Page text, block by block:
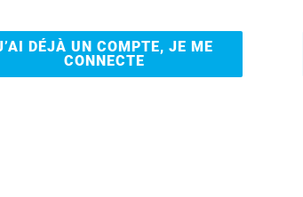
DÉJÀ UN COMPTE, JE ME
CONNECTE